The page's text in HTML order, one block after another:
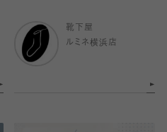
靴下屋
ルミネ横浜店